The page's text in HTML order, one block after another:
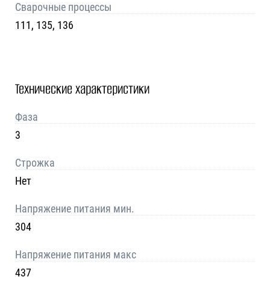
Сварочные процессы
111, 135, 136
Технические характеристики
Фаза
3
Строжка
Нет
Напряжение питания мин.
304
Напряжение питания макс
437